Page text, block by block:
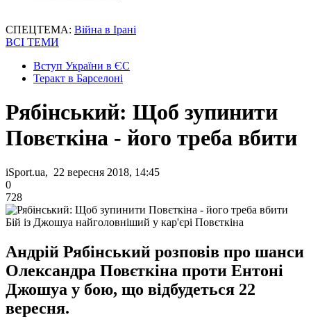
СПЕЦТЕМА: Війна в Ірані
ВСІ ТЕМИ
Вступ України в ЄС
Теракт в Барселоні
Рябінський: Щоб зупинити
Повєткіна - його треба вбити
iSport.ua, 22 вересня 2018, 14:45
0
728
Бій із Джошуа найголовніший у кар'єрі Повєткіна
Андрій Рябінський розповів про шанси
Олександра Повєткіна проти Ентоні
Джошуа у бою, що відбудеться 22
вересня.